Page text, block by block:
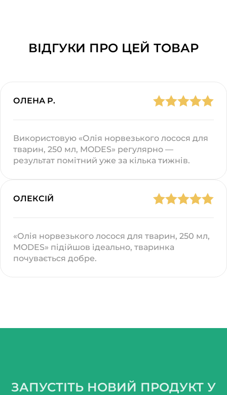
ВІДГУКИ ПРО ЦЕЙ ТОВАР
ОЛЕНА Р.
Використовую «Олія норвезького лосося для
тварин, 250 мл, MODES» регулярно —
результат помітний уже за кілька тижнів.
ОЛЕКСІЙ
«Олія норвезького лосося для тварин, 250 мл,
MODES» підійшов ідеально, тваринка
почувається добре.
ЗАПУСТІТЬ НОВИЙ ПРОДУКТ У